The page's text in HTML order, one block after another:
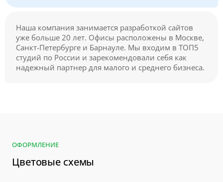
Наша компания занимается разработкой сайтов
уже больше 20 лет. Офисы расположены в Москве,
Санкт-Петербурге и Барнауле. Мы входим в ТОП5
студий по России и зарекомендовали себя как
надежный партнер для малого и среднего бизнеса.
ОФОРМЛЕНИЕ
Цветовые схемы